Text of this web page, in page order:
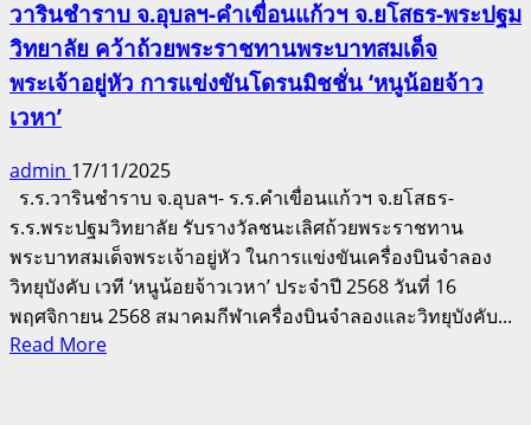
วารินชำราบ จ.อุบลฯ-คำเขื่อนแก้วฯ จ.ยโสธร-พระปฐม
วิทยาลัย คว้าถ้วยพระราชทานพระบาทสมเด็จ
พระเจ้าอยู่หัว การแข่งขันโดรนมิชชั่น ‘หนูน้อยจ้าว
เวหา’
admin 17/11/2025
ร.ร.วารินชำราบ จ.อุบลฯ- ร.ร.คำเขื่อนแก้วฯ จ.ยโสธร-
ร.ร.พระปฐมวิทยาลัย รับรางวัลชนะเลิศถ้วยพระราชทาน
พระบาทสมเด็จพระเจ้าอยู่หัว ในการแข่งขันเครื่องบินจำลอง
วิทยุบังคับ เวที ‘หนูน้อยจ้าวเวหา’ ประจำปี 2568 วันที่ 16
พฤศจิกายน 2568 สมาคมกีฬาเครื่องบินจำลองและวิทยุบังคับ...
Read MoreRead